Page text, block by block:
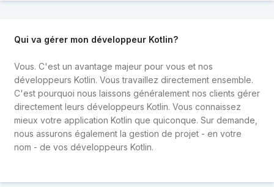
Qui va gérer mon développeur Kotlin?
Vous. C'est un avantage majeur pour vous et nos
développeurs Kotlin. Vous travaillez directement ensemble.
C'est pourquoi nous laissons généralement nos clients gérer
directement leurs développeurs Kotlin. Vous connaissez
mieux votre application Kotlin que quiconque. Sur demande,
nous assurons également la gestion de projet - en votre
nom - de vos développeurs Kotlin.